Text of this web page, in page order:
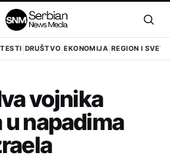
DRUŠTVO EKONOMIJA REGION I SVET
vojnika
napadima